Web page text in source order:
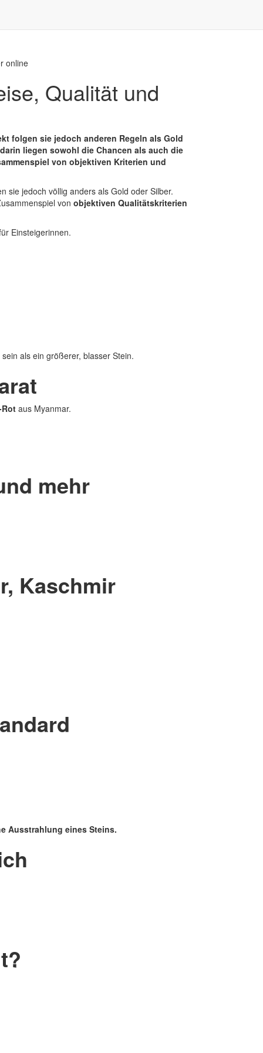
online
Qualität und
folgen sie jedoch anderen Regeln als Gold
liegen sowohl die Chancen als auch die
von objektiven Kriterien und
sie jedoch völlig anders als Gold oder Silber.
von objektiven Qualitätskriterien
Einsteigerinnen.
als ein größerer, blasser Stein.
aus Myanmar.
mehr
Kaschmir
Ausstrahlung eines Steins.